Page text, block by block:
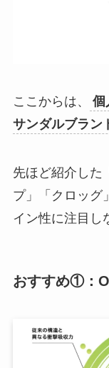
ここからは、
個
サンダルブラン
先ほど紹介した
プ」「クロッグ
イン性に注目し
おすすめ①：